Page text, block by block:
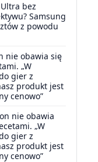
bez
Samsung
z powodu
nie obawia się
„W
gier z
produkt jest
cenowo”
nie obawia
„W
gier z
produkt jest
cenowo”